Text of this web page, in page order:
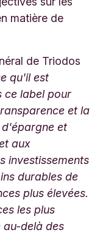
matière de
de Triodos
qu'il est
ce label pour
et la
et
aux
investissements
durables de
plus élevées.
les plus
au-delà des